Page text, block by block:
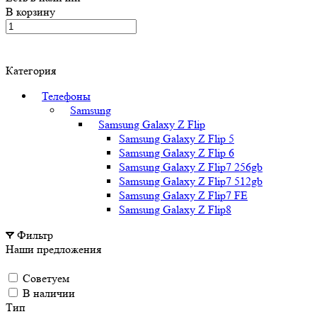
В корзину
Категория
Телефоны
Samsung
Samsung Galaxy Z Flip
Samsung Galaxy Z Flip 5
Samsung Galaxy Z Flip 6
Samsung Galaxy Z Flip7 256gb
Samsung Galaxy Z Flip7 512gb
Samsung Galaxy Z Flip7 FE
Samsung Galaxy Z Flip8
Фильтр
Наши предложения
Советуем
В наличии
Тип